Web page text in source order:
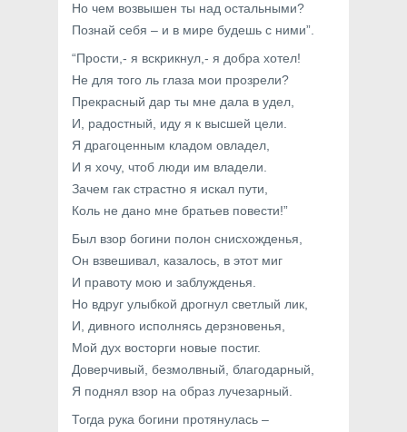
Но чем возвышен ты над остальными?
Познай себя – и в мире будешь с ними”.
“Прости,- я вскрикнул,- я добра хотел!
Не для того ль глаза мои прозрели?
Прекрасный дар ты мне дала в удел,
И, радостный, иду я к высшей цели.
Я драгоценным кладом овладел,
И я хочу, чтоб люди им владели.
Зачем гак страстно я искал пути,
Коль не дано мне братьев повести!”
Был взор богини полон снисхожденья,
Он взвешивал, казалось, в этот миг
И правоту мою и заблужденья.
Но вдруг улыбкой дрогнул светлый лик,
И, дивного исполнясь дерзновенья,
Мой дух восторги новые постиг.
Доверчивый, безмолвный, благодарный,
Я поднял взор на образ лучезарный.
Тогда рука богини протянулась –